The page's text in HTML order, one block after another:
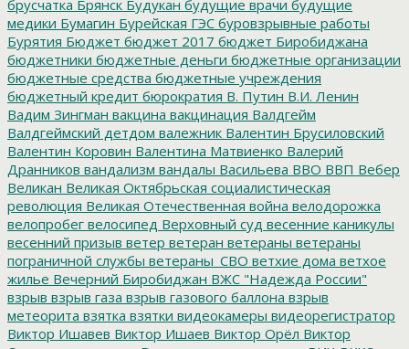
брусчатка Брянск Будукан будущие врачи будущие
медики Бумагин Бурейская ГЭС буровзрывные работы
Бурятия Бюджет бюджет 2017 бюджет Биробиджана
бюджетники бюджетные деньги бюджетные организации
бюджетные средства бюджетные учреждения
бюджетный кредит бюрократия В. Путин В.И. Ленин
Вадим Зингман вакцина вакцинация Валдгейм
Валдгеймский детдом валежник Валентин Брусиловский
Валентин Коровин Валентина Матвиенко Валерий
Дранников вандализм вандалы Васильева ВВО ВВП Вебер
Великан Великая Октябрьская социалистическая
революция Великая Отечественная война велодорожка
велопробег велосипед Верховный суд весенние каникулы
весенний призыв ветер ветеран ветераны ветераны
пограничной службы ветераны_СВО ветхие дома ветхое
жилье Вечерний Биробиджан ВЖС "Надежда России"
взрыв взрыв газа взрыв газового баллона взрыв
метеорита взятка взятки видеокамеры видеорегистратор
Виктор Ишавев Виктор Ишаев Виктор Орёл Виктор